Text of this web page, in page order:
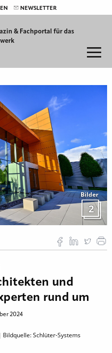
NEWSLETTER
& Fachportal für das
Bilder
2
und
rund um
2024
Bildquelle: Schlüter-Systems